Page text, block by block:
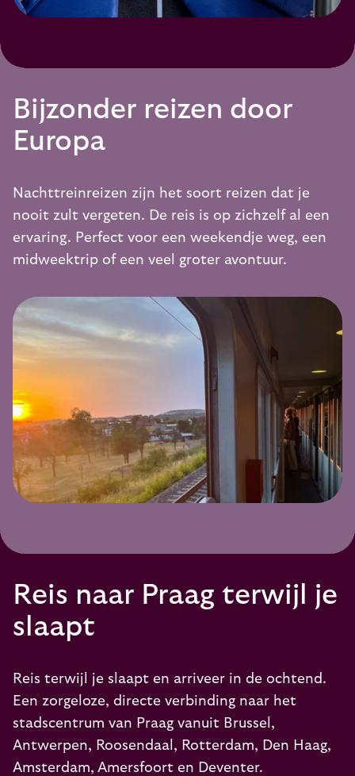
Bijzonder reizen door
Europa
Nachttreinreizen zijn het soort reizen dat je
nooit zult vergeten. De reis is op zichzelf al een
ervaring. Perfect voor een weekendje weg, een
midweektrip of een veel groter avontuur.
Reis naar Praag terwijl je
slaapt
Reis terwijl je slaapt en arriveer in de ochtend.
Een zorgeloze, directe verbinding naar het
stadscentrum van Praag vanuit Brussel,
Antwerpen, Roosendaal, Rotterdam, Den Haag,
Amsterdam, Amersfoort en Deventer.